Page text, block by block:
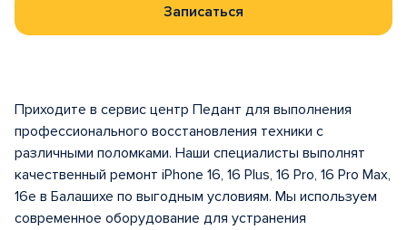
Записаться
Приходите в сервис центр Педант для выполнения
профессионального восстановления техники с
различными поломками. Наши специалисты выполнят
качественный ремонт iPhone 16, 16 Plus, 16 Pro, 16 Pro Max,
16e в Балашихе по выгодным условиям. Мы используем
современное оборудование для устранения